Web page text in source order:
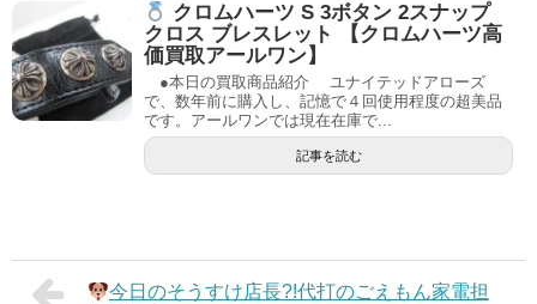
クロムハーツ S 3ボタン 2スナップ
クロス ブレスレット 【クロムハーツ高
価買取アールワン】
●本日の買取商品紹介 ユナイテッドアローズ
で、数年前に購入し、記憶で４回使用程度の超美品
です。アールワンでは現在在庫で...
記事を読む
今日のそうすけ店長?!代打のごえもん家電担